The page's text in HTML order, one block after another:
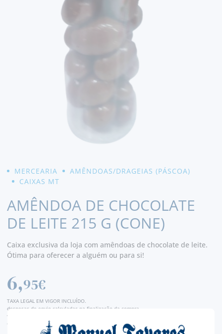
MERCEARIA
AMÊNDOAS/DRAGEIAS (PÁSCOA)
CAIXAS MT
AMÊNDOA DE CHOCOLATE
DE LEITE 215 G (CONE)
Caixa exclusiva da loja com amêndoas de chocolate de leite.
Ótima para oferecer a alguém ou para si!
6,95€
TAXA LEGAL EM VIGOR INCLUÍDO.
despesas de envio calculadas na finalização da compra
valor de conversão meramente indicativo, sendo a transação da encomenda, efetuada
em euros (€).